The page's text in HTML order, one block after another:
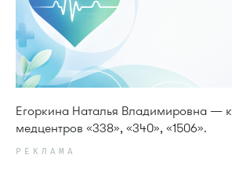
Егоркина Наталья Владимировна —
медцентров «338», «340», «1506».
РЕКЛАМА